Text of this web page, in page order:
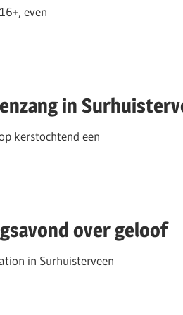
even
in
kerstochtend een
over geloof
in Surhuisterveen